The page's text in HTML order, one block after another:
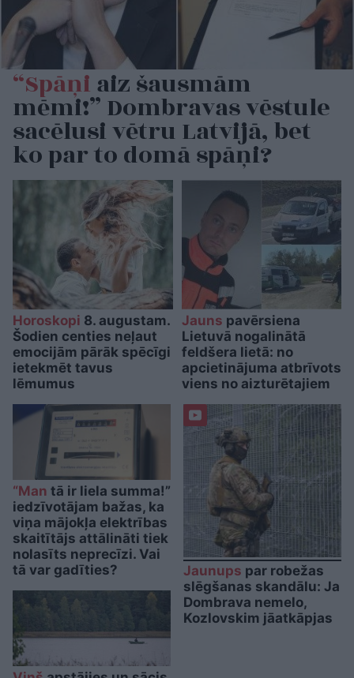
“Spāņiaiz šausmām
mēmi!” Dombravas vēstule
sacēlusi vētru Latvijā, bet
ko par to domā spāņi?
Horoskopi 8. augustam.
Šodien centies neļaut
emocijām pārāk spēcīgi
ietekmēt tavus
lēmumus
Jauns pavērsiena
Lietuvā nogalinātā
feldšera lietā: no
apcietinājuma atbrīvots
viens no aizturētajiem
“Man tā ir liela summa!”
iedzīvotājam bažas, ka
viņa mājokļa elektrības
skaitītājs attālināti tiek
nolasīts neprecīzi. Vai
tā var gadīties?
Jaunups par robežas
slēgšanas skandālu: Ja
Dombrava nemelo,
Kozlovskim jāatkāpjas